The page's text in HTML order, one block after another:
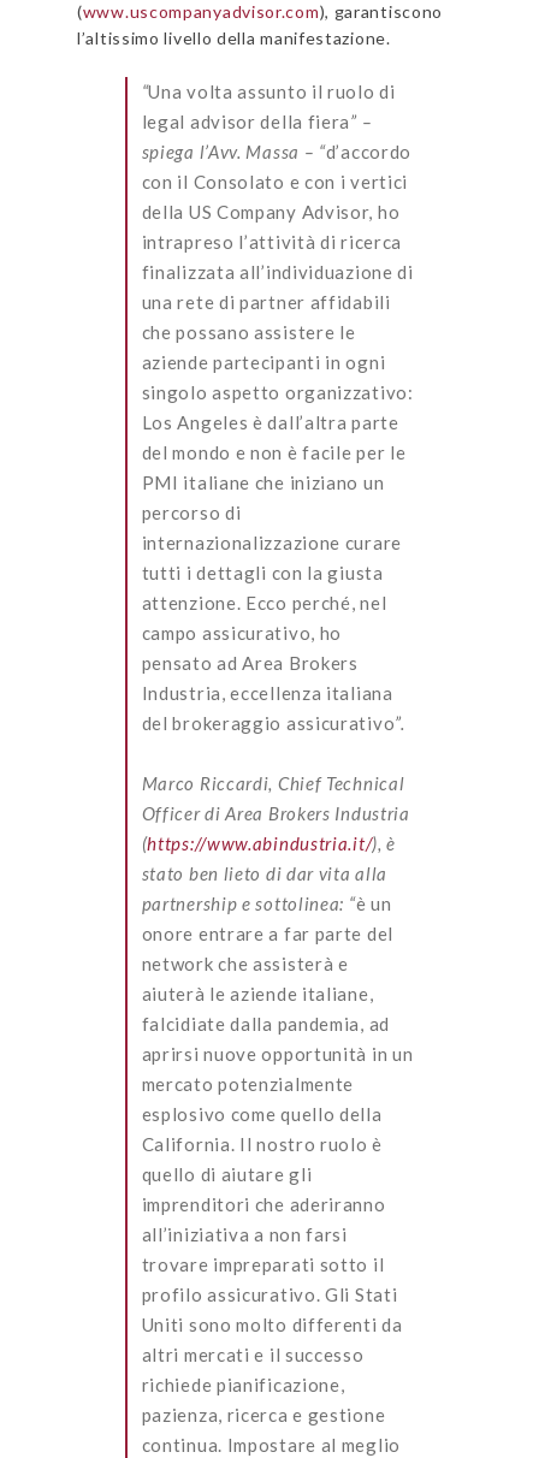
(www.uscompanyadvisor.com), garantiscono
l’altissimo livello della manifestazione.
“Una volta assunto il ruolo di
legal advisor della fiera” –
spiega l’Avv. Massa – “d’accordo
con il Consolato e con i vertici
della US Company Advisor, ho
intrapreso l’attività di ricerca
finalizzata all’individuazione di
una rete di partner affidabili
che possano assistere le
aziende partecipanti in ogni
singolo aspetto organizzativo:
Los Angeles è dall’altra parte
del mondo e non è facile per le
PMI italiane che iniziano un
percorso di
internazionalizzazione curare
tutti i dettagli con la giusta
attenzione. Ecco perché, nel
campo assicurativo, ho
pensato ad Area Brokers
Industria, eccellenza italiana
del brokeraggio assicurativo”.
Marco Riccardi, Chief Technical
Officer di Area Brokers Industria
(https://www.abindustria.it/), è
stato ben lieto di dar vita alla
partnership e sottolinea: “è un
onore entrare a far parte del
network che assisterà e
aiuterà le aziende italiane,
falcidiate dalla pandemia, ad
aprirsi nuove opportunità in un
mercato potenzialmente
esplosivo come quello della
California. Il nostro ruolo è
quello di aiutare gli
imprenditori che aderiranno
all’iniziativa a non farsi
trovare impreparati sotto il
profilo assicurativo. Gli Stati
Uniti sono molto differenti da
altri mercati e il successo
richiede pianificazione,
pazienza, ricerca e gestione
continua. Impostare al meglio